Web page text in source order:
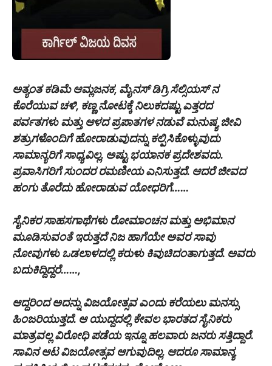
ಅತ್ಯಂತ ಕಡಿಮೆ ಆಮ್ಲಜನಕ, ಮೈನಸ್ ಡಿಗ್ರಿ ಸೆಲ್ಸಿಯಸ್ ನ
ಕೊರೆಯುವ ಚಳಿ, ಕಣ್ಣ ನೋಟಕ್ಕೆ ನಿಲುಕದಷ್ಟು ಎತ್ತರದ
ಪರ್ವತಗಳು ಮತ್ತು ಆಳದ ಪ್ರಪಾತಗಳ ನಡುವೆ ಮನುಷ್ಯ ಜೀವಿ
ಶತ್ರುಗಳೊಂದಿಗೆ ಹೋರಾಡುವುದನ್ನು ಕಲ್ಪಿಸಿಕೊಳ್ಳುವುದು
ಸಾಮಾನ್ಯರಿಗೆ ಸಾಧ್ಯವಿಲ್ಲ. ಅಷ್ಟು ಭಯಾನಕ ಪ್ರದೇಶವದು.
ಪ್ರವಾಸಿಗರಿಗೆ ಸುಂದರ ರಮಣೀಯ ಎನಿಸುತ್ತದೆ. ಆದರೆ ಜೀವದ
ಹಂಗು ತೊರೆದು ಹೋರಾಡುವ ಯೋಧರಿಗೆ……
ಸೈನಿಕರ ಸಾಹಸಗಾಥೆಗಳು ರೋಮಾಂಚನ ಮತ್ತು ಅಭಿಮಾನ
ಮೂಡಿಸುವಂತೆ ಇರುತ್ತದೆ ನಿಜ ಹಾಗೆಯೇ ಅವರ ಸಾವು
ನೋವುಗಳು ಒಡಲಾಳದಲ್ಲಿ ಕರುಳು ಕಿವುಚಿದಂತಾಗುತ್ತದೆ. ಅವರು
ಬದುಕಿದ್ದಿದ್ದರೆ……,
ಆದ್ದರಿಂದ ಅದನ್ನು ವಿಜಯೋತ್ಸವ ಎಂದು ಕರೆಯಲು ಮನಸ್ಸು
ಹಿಂಜರಿಯುತ್ತದೆ. ಆ ಯುದ್ದದಲ್ಲಿ ಕೇವಲ ಭಾರತದ ಸೈನಿಕರು
ಮಾತ್ರವಲ್ಲ ವಿರೋಧಿ ಪಡೆಯ ಇನ್ನೂ ಹಲವಾರು ಜನರು ಸತ್ತಿದ್ದಾರೆ.
ಸಾವಿನ ಆಟ ವಿಜಯೋತ್ಸವ ಆಗುವುದಿಲ್ಲ. ಆದರೂ ಸಾಮಾನ್ಯ